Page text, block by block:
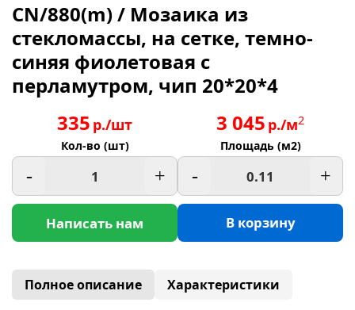
CN/880(m) / Мозаика из
стекломассы, на сетке, темно-
синяя фиолетовая с
перламутром, чип 20*20*4
335 р./шт
Кол-во (шт)
- +
Написать нам
3 045 р./м2
Площадь (м2)
- +
В корзину
Полное описание
Характеристики